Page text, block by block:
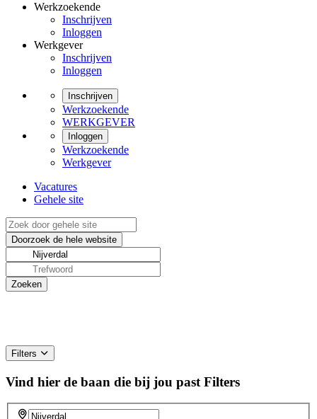
Werkzoekende
Inschrijven
Inloggen
Werkgever
Inschrijven
Inloggen
Inschrijven
Werkzoekende
WERKGEVER
Inloggen
Werkzoekende
Werkgever
Vacatures
Gehele site
Filters
Vind hier de baan die bij jou past Filters